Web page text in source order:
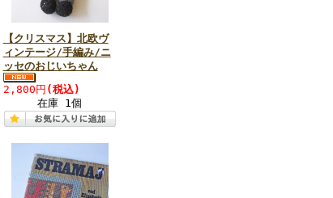
【クリスマス】北欧ヴ
ィンテージ/手編み/ニ
ッセのおじいちゃん
2,800円 (税込)
在庫 1個